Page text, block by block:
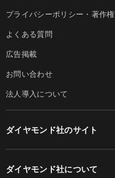
プライバシーポリシー・著作権
よくある質問
広告掲載
お問い合わせ
法人導入について
ダイヤモンド社のサイト
ダイヤモンド社について